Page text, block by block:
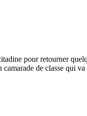
pour retourner
de classe qui